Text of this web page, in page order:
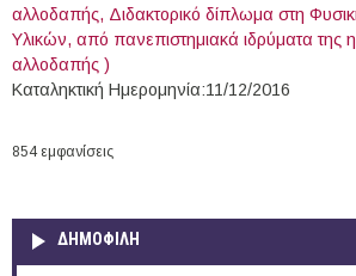
αλλοδαπής, Διδακτορικό δίπλωμα στη
Υλικών, από πανεπιστημιακά ιδρύματα της
αλλοδαπής )
Καταληκτική Ημερομηνία:11/12/2016
854 εμφανίσεις
ΔΗΜΟΦΙΛΗ